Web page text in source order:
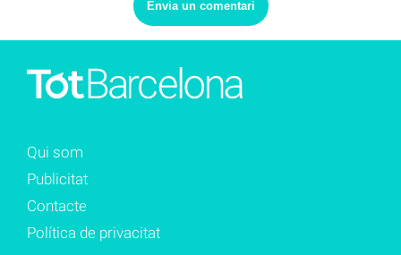
Qui som
Publicitat
Contacte
Política de privacitat